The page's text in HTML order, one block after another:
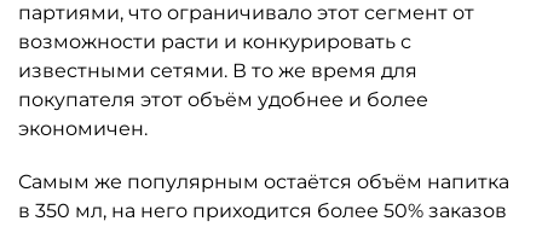
партиями, что ограничивало этот сегмент от
возможности расти и конкурировать с
известными сетями. В то же время для
покупателя этот объём удобнее и более
экономичен.
Самым же популярным остаётся объём напитка
в 350 мл, на него приходится более 50% заказов